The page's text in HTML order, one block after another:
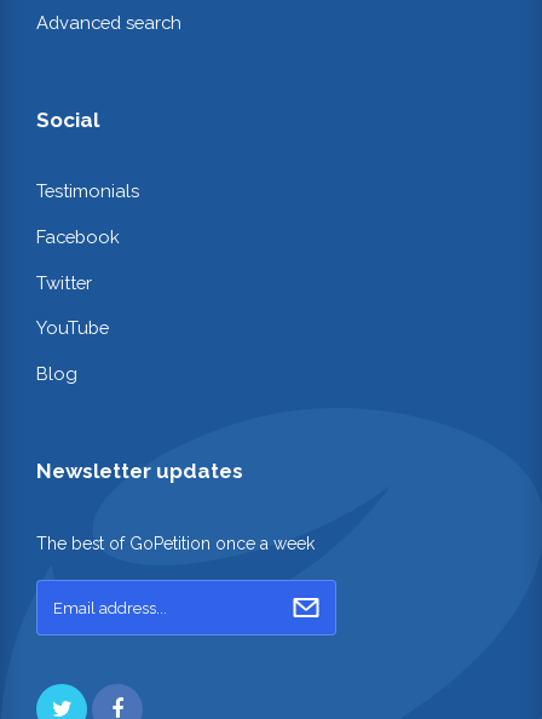
Advanced search
Social
Testimonials
Facebook
Twitter
YouTube
Blog
Newsletter updates
The best of GoPetition once a week